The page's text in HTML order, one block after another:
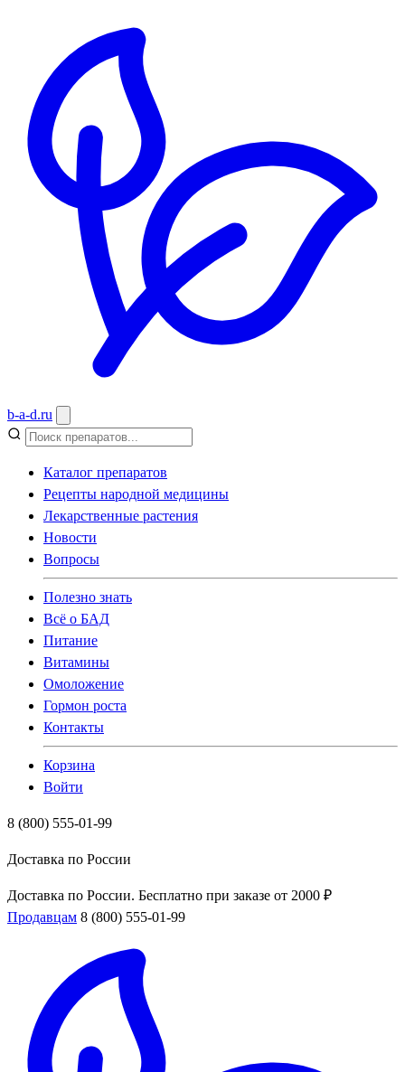
b-a-d.ru
Каталог препаратов
Рецепты народной медицины
Лекарственные растения
Новости
Вопросы
Полезно знать
Всё о БАД
Питание
Витамины
Омоложение
Гормон роста
Контакты
Корзина
Войти
8 (800) 555-01-99
Доставка по России
Доставка по России. Бесплатно при заказе от 2000 ₽
Продавцам 8 (800) 555-01-99